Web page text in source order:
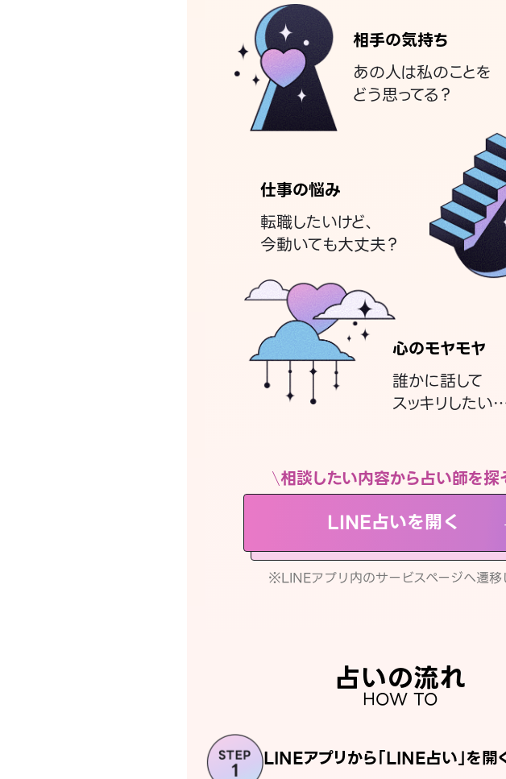
相手の気持ち
あの人は私のことを
どう思ってる？
仕事の悩み
転職したいけど、
今動いても大丈夫？
心のモヤモヤ
誰かに話して
スッキリしたい…
相談したい内容から占い師を探
LINE占いを開く
※LINEアプリ内のサービスページへ遷移
占いの流れ
HOW TO
LINEアプリから「LINE占い」を開